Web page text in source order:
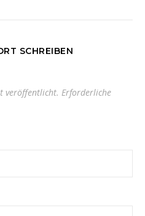
SCHREIBEN
veröffentlicht. Erforderliche